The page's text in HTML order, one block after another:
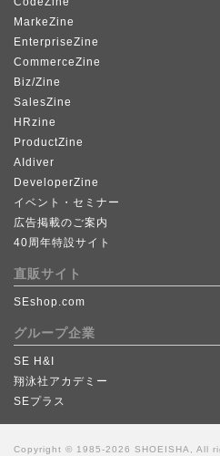
MarkeZine
EnterpriseZine
CommerceZine
Biz/Zine
SalesZine
HRzine
ProductZine
AIdiver
DeveloperZine
イベント・セミナー
広告掲載のご案内
40周年特設サイト
直販サイト
SEshop.com
グループ企業
SE H&I
翔泳社アカデミー
SEプラス
Copyright © 1985-2026 SHOEISHA, All